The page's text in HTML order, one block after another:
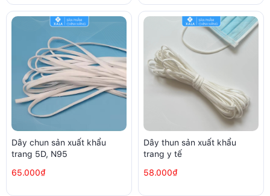
Dây chun sản xuất khẩu
trang 5D, N95
65.000₫
Dây thun sản xuất khẩu
trang y tế
58.000₫